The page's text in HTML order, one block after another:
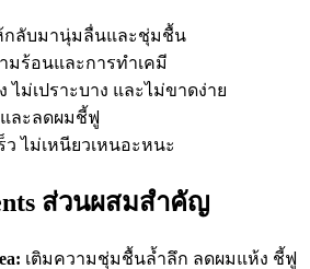
กลับมานุ่มลื่นและชุ่มชื้น
มร้อนและการทำเคมี
ไม่เปราะบาง และไม่ขาดง่าย
และลดผมชี้ฟู
ไม่เหนียวเหนอะหนะ
ส่วนผสมสำคัญ
เติมความชุ่มชื้นล้ำลึก ลดผมแห้ง ชี้ฟู